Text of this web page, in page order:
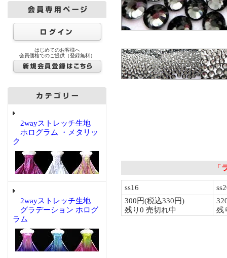
はじめてのお客様へ
会員価格でのご提供（登録無料）
2wayストレッチ生地
ホログラム ・メタリッ
ク
2wayストレッチ生地
グラデーション ホログ
ラム